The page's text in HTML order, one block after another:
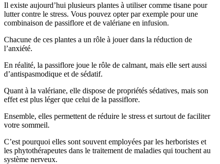
Il existe aujourd’hui plusieurs plantes à utiliser comme tisane pour
lutter contre le stress. Vous pouvez opter par exemple pour une
combinaison de passiflore et de valériane en infusion.
Chacune de ces plantes a un rôle à jouer dans la réduction de
l’anxiété.
En réalité, la passiflore joue le rôle de calmant, mais elle sert aussi
d’antispasmodique et de sédatif.
Quant à la valériane, elle dispose de propriétés sédatives, mais son
effet est plus léger que celui de la passiflore.
Ensemble, elles permettent de réduire le stress et surtout de faciliter
votre sommeil.
C’est pourquoi elles sont souvent employées par les herboristes et
les phytothérapeutes dans le traitement de maladies qui touchent au
système nerveux.